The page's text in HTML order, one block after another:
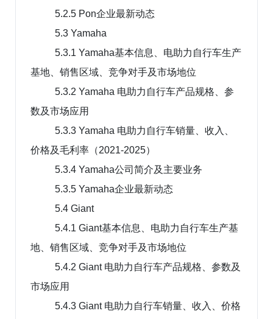
5.2.5 Pon企业最新动态
5.3 Yamaha
5.3.1 Yamaha基本信息、电助力自行车生产
基地、销售区域、竞争对手及市场地位
5.3.2 Yamaha 电助力自行车产品规格、参
数及市场应用
5.3.3 Yamaha 电助力自行车销量、收入、
价格及毛利率（2021-2025）
5.3.4 Yamaha公司简介及主要业务
5.3.5 Yamaha企业最新动态
5.4 Giant
5.4.1 Giant基本信息、电助力自行车生产基
地、销售区域、竞争对手及市场地位
5.4.2 Giant 电助力自行车产品规格、参数及
市场应用
5.4.3 Giant 电助力自行车销量、收入、价格